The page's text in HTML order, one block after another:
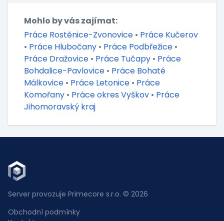
Mohlo by vás zajímat:
Práce Rostěnice-Zvonovice • Práce Kučerov
• Práce Hlubočany • Práce Podbřežice •
Práce Dražovice • Práce Tučapy • Práce
Bohdalice-Pavlovice • Práce Bohaté
Málkovice • Práce Letonice • Práce
Komořany • Práce okres Vyškov • Práce
Jihomoravský kraj
Server provozuje Primecore s.r.o. © 2026
Obchodní podmínky